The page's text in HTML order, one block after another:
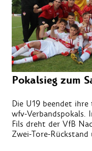
Pokalsieg zum
Die U19 beendet
wfv-Verbandspokals.
Fils dreht der VfB
Zwei-Tore-